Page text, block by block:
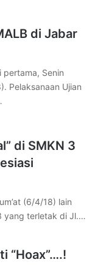
di Jabar
pertama, Senin
Pelaksanaan Ujian
di SMKN 3
(6/4/18) lain
yang terletak di Jl.…
“Hoax”….!